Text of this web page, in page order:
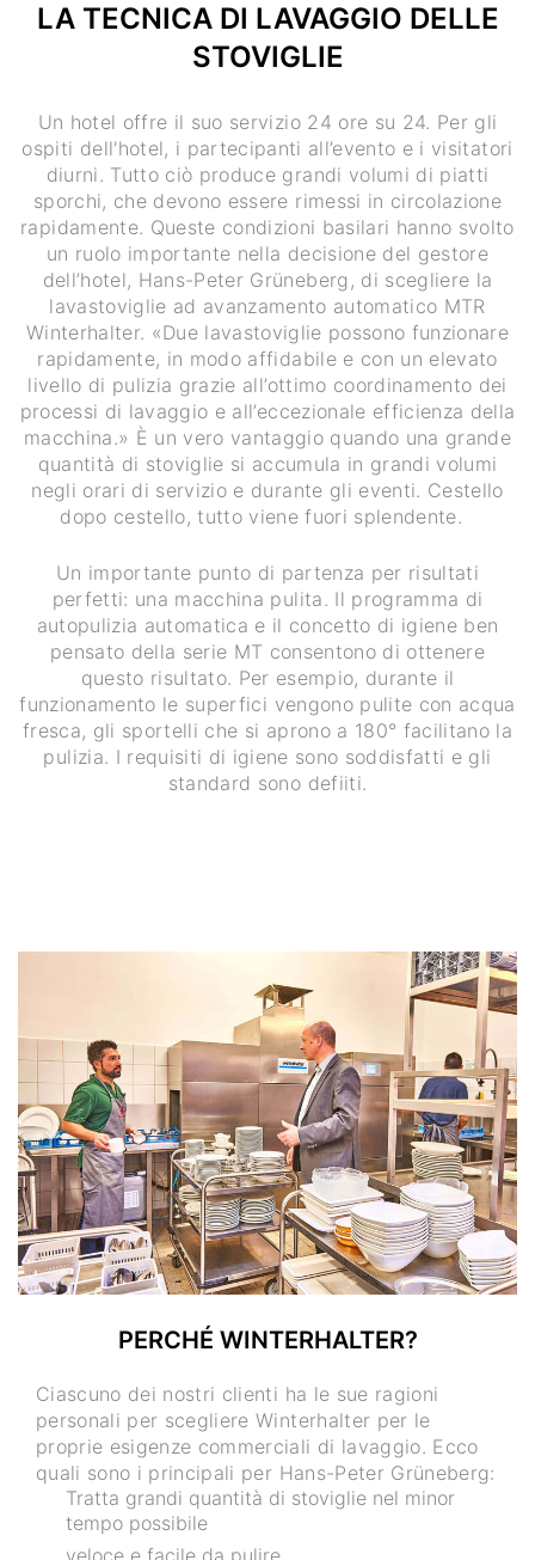
LA TECNICA DI LAVAGGIO DELLE
STOVIGLIE
Un hotel offre il suo servizio 24 ore su 24. Per gli
ospiti dell'hotel, i partecipanti all’evento e i visitatori
diurni. Tutto ciò produce grandi volumi di piatti
sporchi, che devono essere rimessi in circolazione
rapidamente. Queste condizioni basilari hanno svolto
un ruolo importante nella decisione del gestore
dell’hotel, Hans-Peter Grüneberg, di scegliere la
lavastoviglie ad avanzamento automatico MTR
Winterhalter. «Due lavastoviglie possono funzionare
rapidamente, in modo affidabile e con un elevato
livello di pulizia grazie all’ottimo coordinamento dei
processi di lavaggio e all’eccezionale efficienza della
macchina.» È un vero vantaggio quando una grande
quantità di stoviglie si accumula in grandi volumi
negli orari di servizio e durante gli eventi. Cestello
dopo cestello, tutto viene fuori splendente.
Un importante punto di partenza per risultati
perfetti: una macchina pulita. Il programma di
autopulizia automatica e il concetto di igiene ben
pensato della serie MT consentono di ottenere
questo risultato. Per esempio, durante il
funzionamento le superfici vengono pulite con acqua
fresca, gli sportelli che si aprono a 180° facilitano la
pulizia. I requisiti di igiene sono soddisfatti e gli
standard sono defiiti.
PERCHÉ WINTERHALTER?
Ciascuno dei nostri clienti ha le sue ragioni
personali per scegliere Winterhalter per le
proprie esigenze commerciali di lavaggio. Ecco
quali sono i principali per Hans-Peter Grüneberg:
Tratta grandi quantità di stoviglie nel minor
tempo possibile